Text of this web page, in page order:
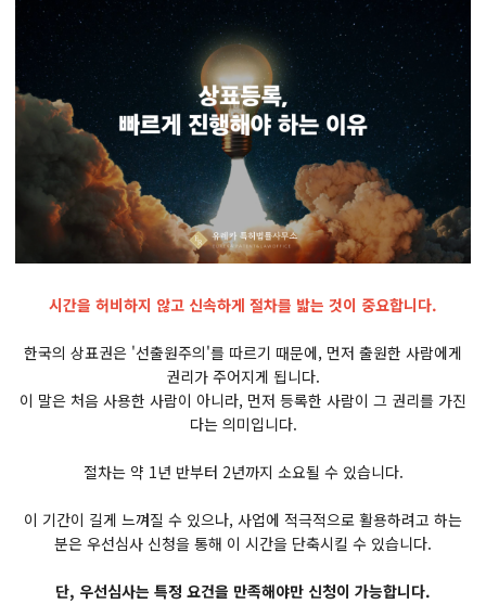
시간을 허비하지 않고 신속하게 절차를 밟는 것이 중요합니다.
한국의 상표권은 '선출원주의'를 따르기 때문에, 먼저 출원한 사람에게
권리가 주어지게 됩니다.
​이 말은 처음 사용한 사람이 아니라, 먼저 등록한 사람이 그 권리를 가진
다는 의미입니다.
절차는 약 1년 반부터 2년까지 소요될 수 있습니다.
이 기간이 길게 느껴질 수 있으나, 사업에 적극적으로 활용하려고 하는
분은 우선심사 신청을 통해 이 시간을 단축시킬 수 있습니다.
단, 우선심사는 특정 요건을 만족해야만 신청이 가능합니다.